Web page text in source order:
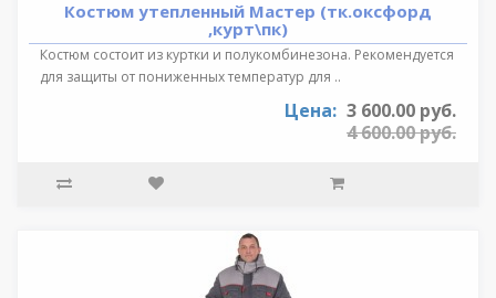
Костюм утепленный Мастер (тк.оксфорд
,курт\пк)
Костюм состоит из куртки и полукомбинезона. Рекомендуется
для защиты от пониженных температур для ..
Цена: 3 600.00 руб.
4 600.00 руб.